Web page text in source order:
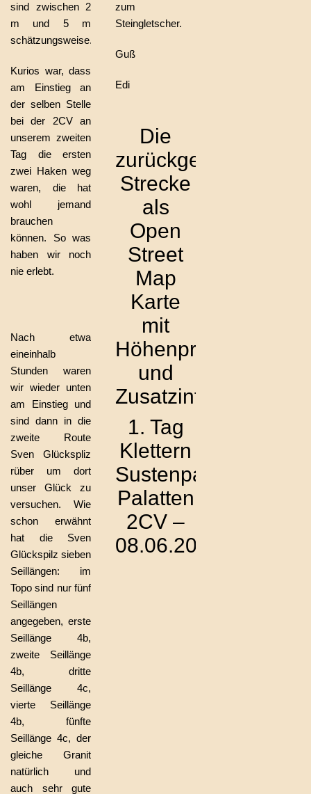
sind zwischen 2
m und 5 m
schätzungsweise.
Kurios war, dass
am Einstieg an
der selben Stelle
bei der 2CV an
unserem zweiten
Tag die ersten
zwei Haken weg
waren, die hat
wohl jemand
brauchen
können. So was
haben wir noch
nie erlebt.
Nach etwa
eineinhalb
Stunden waren
wir wieder unten
am Einstieg und
sind dann in die
zweite Route
Sven Glückspliz
rüber um dort
unser Glück zu
versuchen. Wie
schon erwähnt
hat die Sven
Glückspilz sieben
Seillängen: im
Topo sind nur fünf
Seillängen
angegeben, erste
Seillänge 4b,
zweite Seillänge
4b, dritte
Seillänge 4c,
vierte Seillänge
4b, fünfte
Seillänge 4c, der
gleiche Granit
natürlich und
auch sehr gute
zum
Steingletscher.
Guß
Edi
Die
zurückgelegte
Strecke
als
Open
Street
Map
Karte
mit
Höhenprofil
und
Zusatzinfos
1. Tag
Klettern
Sustenpass
Palatten
2CV –
08.06.2023